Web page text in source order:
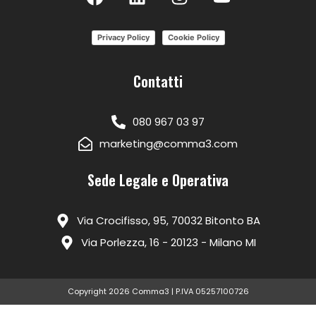
Privacy Policy Cookie Policy
Contatti
080 967 03 97
marketing@comma3.com
Sede Legale e Operativa
Via Crocifisso, 95, 70032 Bitonto BA
Via Porlezza, 16 - 20123 - Milano MI
Copyright 2026 Comma3 | P.IVA 05257100726